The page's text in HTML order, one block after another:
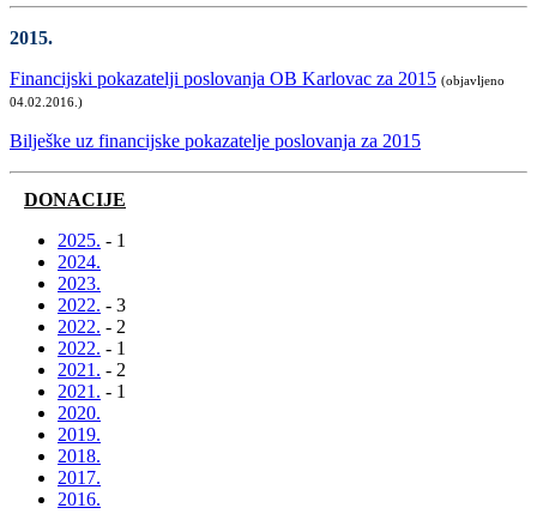
2015.
Financijski pokazatelji poslovanja OB Karlovac za 2015 (objavljeno
04.02.2016.)
Bilješke uz financijske pokazatelje poslovanja za 2015
DONACIJE
2025. - 1
2024.
2023.
2022. - 3
2022. - 2
2022. - 1
2021. - 2
2021. - 1
2020.
2019.
2018.
2017.
2016.